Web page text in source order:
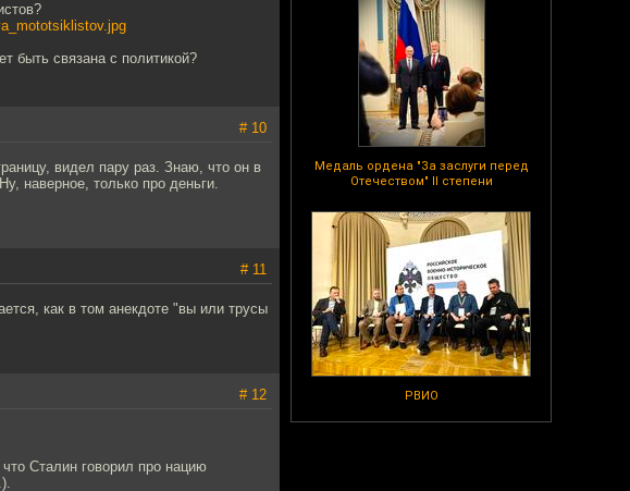
Медаль ордена "За заслуги перед
Отечеством" II степени
РВИО
быть связана с политикой?
# 10
видел пару раз. Знаю, что он в
наверное, только про деньги.
# 11
как в том анекдоте "вы или трусы
# 12
Сталин говорил про нацию